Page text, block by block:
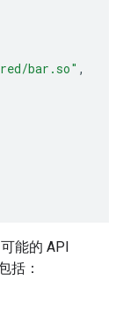
bar.so" ,
能的 API
括：